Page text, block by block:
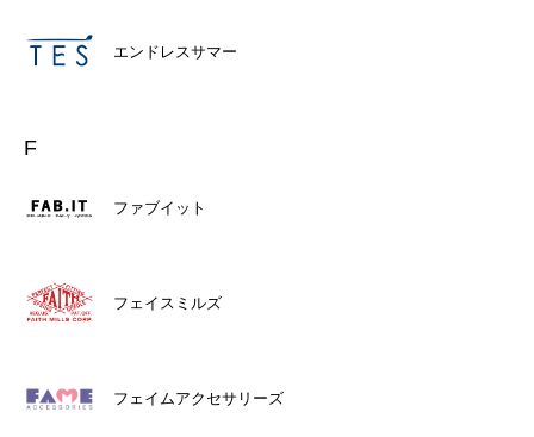
エンドレスサマー
F
ファブイット
フェイスミルズ
フェイムアクセサリーズ